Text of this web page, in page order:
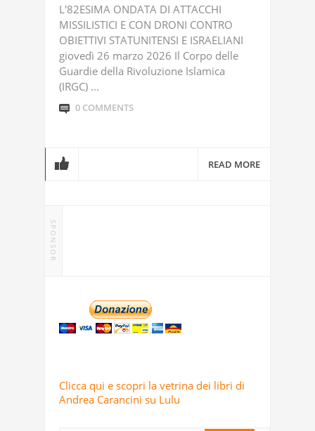
L'82ESIMA ONDATA DI ATTACCHI
MISSILISTICI E CON DRONI CONTRO
OBIETTIVI STATUNITENSI E ISRAELIANI
giovedì 26 marzo 2026 Il Corpo delle
Guardie della Rivoluzione Islamica
(IRGC) ...
0 COMMENTS
READ MORE
SPONSOR
Clicca qui e scopri la vetrina dei libri di
Andrea Carancini su Lulu